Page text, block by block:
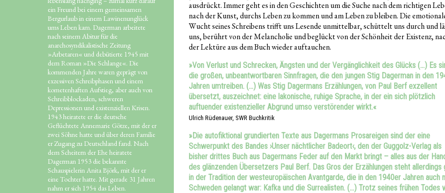
ausdrückt. Immer geht es in den Geschichten um die Suche nach dem richtigen
nach der Kunst, durchs Leben zu kommen und am Leben zu bleiben. Die
Wucht seines Schreibens trifft uns Lesende unmittelbar, schüttelt uns durch und
uns, berührt von der Melancholie und beglückt von der Schönheit der Existenz,
der Lektüre aus dem Buch wieder auftauchen.
»Von Verlust und Schrecken, Ängsten und der Vergänglichkeit des Glücks (…) Es
die großen, unbeantwortbaren Sinnfragen, die den jungen Stig Dagerman in den
Jahren umtreiben. (…) Was Stig Dagermans Erzählungen, von Paul Berf exzellent
übersetzt, auszeichnet: eine lakonische, ruhige Sprache, in der ein sich plötzlich
auftuender existenzieller Abgrund umso verstörender wirkt.«
Ulrich Rüdenauer, SWR Buchkritik
»Die autofiktional grundierten Texte aus Dagermans Prosareigen sind der eine
Schwerpunkt des Bandes ›Unser nächtlicher Badeort‹, den der Guggolz-Verlag als
bisher drittes Buch aus Dagermans Feder auf den Markt bringt – alles aus der
des glänzenden Übersetzers Paul Berf. Das Gros der Erzählungen steht allerdings
in der Tradition der westeuropäischen Avantgarde, die in den 1940er Jahren auch
Schweden gelangt war: Kafka und die Surrealisten. (…) Trotz seines frühen Todes
ein Freund bei einem gemeinsamen
Bergurlaub in einem Lawinenunglück
ums Leben kam. Dagerman arbeitete
nach seinem Abitur für die
anarchosyndikalistische Zeitung
»Arbetaren« und debütierte 1945 mit
dem Roman »Die Schlange«. Die
kommenden Jahre waren geprägt von
exzessiven Schreibphasen und einem
kometenhaften Aufstieg, aber auch von
Schreibblockaden, schweren
Depressionen und existenziellen Krisen.
1943 heiratete er die deutsche
Geflüchtete Annemarie Götze, mit der er
zwei Söhne hatte und über deren Familie
er Zugang zu Deutschland fand. Nach
dem Scheitern der Ehe heiratete
Dagerman 1953 die bekannte
Schauspielerin Anita Björk, mit der er
eine Tochter hatte. Mit gerade 31 Jahren
nahm er sich 1954 das Leben.